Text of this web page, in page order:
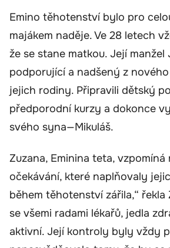
Emino těhotenství bylo pro
majákem naděje. Ve 28 letech
že se stane matkou. Její manžel
podporující a nadšený z
jejich rodiny. Připravili dětský
předporodní kurzy a dokonce
svého syna—Mikuláš.
Zuzana, Eminina teta, vzpomíná
očekávání, které naplňovaly
během těhotenství zářila,“ řekla
se všemi radami lékařů, jedla
aktivní. Její kontroly byly vždy